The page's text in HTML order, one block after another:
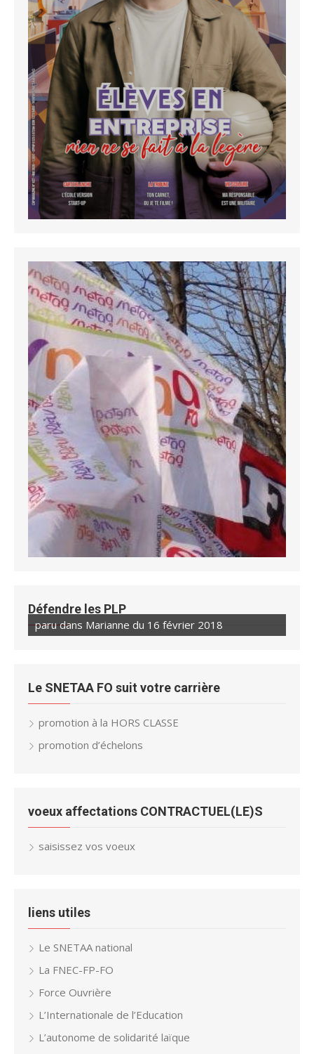
Défendre les PLP
paru dans Marianne du 16 février 2018
Le SNETAA FO suit votre carrière
promotion à la HORS CLASSE
promotion d’échelons
voeux affectations CONTRACTUEL(LE)S
saisissez vos voeux
liens utiles
Le SNETAA national
La FNEC-FP-FO
Force Ouvrière
L’Internationale de l’Education
L’autonome de solidarité laïque